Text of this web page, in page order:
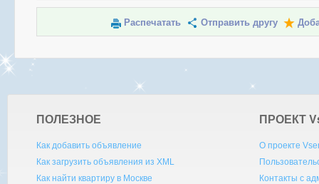
Распечатать Отправить другу
ПОЛЕЗНОЕ
Как добавить объявление
Как загрузить объявления из XML
Как найти квартиру в Москве
ПРОЕКТ V
О проекте
Контакты с